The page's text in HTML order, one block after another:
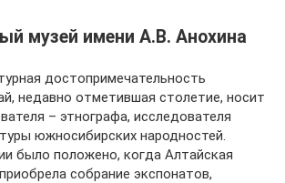
музей имени А.В. Анохина
достопримечательность
недавно отметившая столетие, носит
– этнографа, исследователя
южносибирских народностей.
было положено, когда Алтайская
собрание экспонатов,